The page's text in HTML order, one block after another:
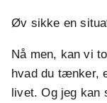
Øv sikke en
Nå men, kan vi
hvad du tænker,
livet. Og jeg kan